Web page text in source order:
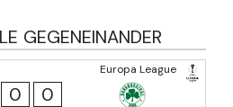
GEGENEINANDER
Europa League
0 0